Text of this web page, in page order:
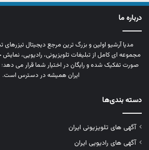
درباره ما
مدیا آرشیو اولین و بزرگ‌ ترین مرجع دیجیتال تیزرهای
مجموعه‌ ای کامل از تبلیغات تلویزیونی، رادیویی، نمایش
صورت تفکیک‌ شده و رایگان در اختیار شما قرار می‌ دهد؛
ایران همیشه در دسترس است.
دسته بندی‌ها
آگهی های تلویزیونی ایران
آگهی های رادیویی ایران